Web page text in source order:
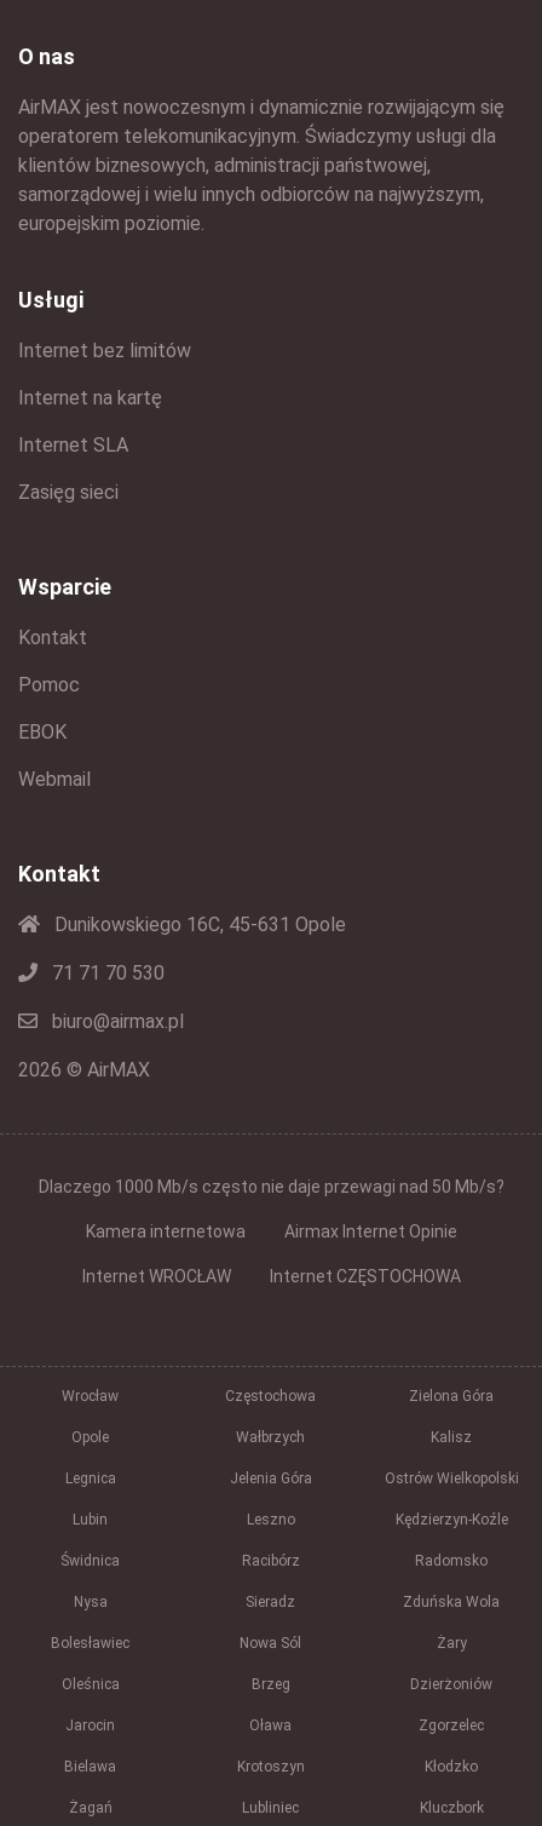
O nas
AirMAX jest nowoczesnym i dynamicznie rozwijającym się
operatorem telekomunikacyjnym. Świadczymy usługi dla
klientów biznesowych, administracji państwowej,
samorządowej i wielu innych odbiorców na najwyższym,
europejskim poziomie.
Usługi
Internet bez limitów
Internet na kartę
Internet SLA
Zasięg sieci
Wsparcie
Kontakt
Pomoc
EBOK
Webmail
Kontakt
Dunikowskiego 16C, 45-631 Opole
71 71 70 530
biuro@airmax.pl
2026 © AirMAX
Dlaczego 1000 Mb/s często nie daje przewagi nad 50 Mb/s?
Kamera internetowa Airmax Internet Opinie
Internet WROCŁAW Internet CZĘSTOCHOWA
Wrocław Częstochowa Zielona Góra
Opole Wałbrzych Kalisz
Legnica Jelenia Góra Ostrów Wielkopolski
Lubin Leszno Kędzierzyn-Koźle
Świdnica Racibórz Radomsko
Nysa Sieradz Zduńska Wola
Bolesławiec Nowa Sól Żary
Oleśnica Brzeg Dzierżoniów
Jarocin Oława Zgorzelec
Bielawa Krotoszyn Kłodzko
Żagań Lubliniec Kluczbork